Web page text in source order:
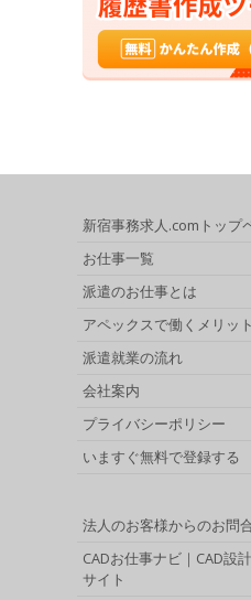
新宿事務求人.comトップ
お仕事一覧
派遣のお仕事とは
アペックスで働くメリット
派遣就業の流れ
会社案内
プライバシーポリシー
いますぐ無料で登録する
法人のお客様からのお問
CADお仕事ナビ｜CAD設
サイト